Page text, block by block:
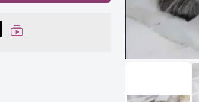
Facebook
no WhatsApp
Ver Web Story